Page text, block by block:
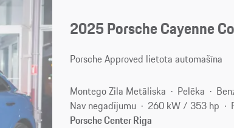
2025 Porsche Cayenne
Porsche Approved lietota automašīna
Montego Zila Metāliska Pelēka
Nav negadījumu
260 kW / 353 hp
Porsche Center Riga